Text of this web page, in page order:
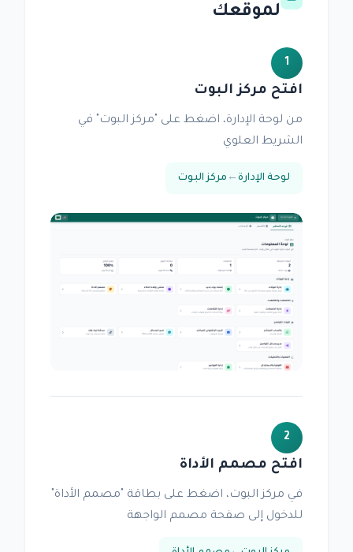
لموقعك
1
افتح مركز البوت
من لوحة الإدارة، اضغط على "مركز البوت" في
الشريط العلوي
لوحة الإدارة ← مركز البوت
2
افتح مصمم الأداة
في مركز البوت، اضغط على بطاقة "مصمم الأداة"
للدخول إلى صفحة مصمم الواجهة